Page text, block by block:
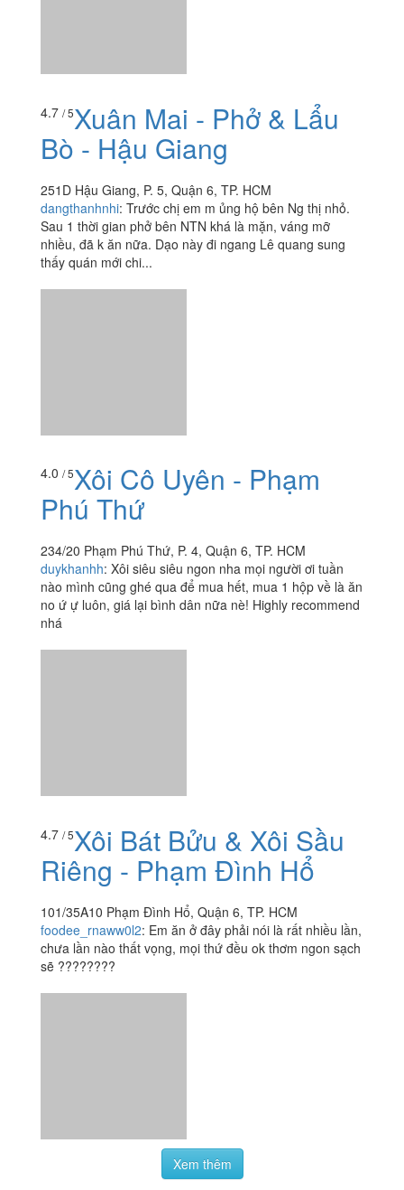
dangthanhnhi:Trước chị em m ủng hộ bên Ng thị nhỏ.
nhiều, đã k ăn nữa. Dạo này đi ngang Lê quang sung
thấy quán mới chi...
4.0 / 5 Xôi Cô Uyên - Phạm
Phú Thứ
234/20 Phạm Phú Thứ, P. 4, Quận 6, TP. HCM
duykhanhh:Xôi siêu siêu ngon nha mọi người ơi tuần
Xôi Bát Bửu & Xôi Sầu
101/35A10 Phạm Đình Hổ, Quận 6, TP. HCM
foodee_rnaww0l2
sẽ ????????
Ăn uống-
Cưới hỏi -
Làm đẹp-
Vui chơi -
Mua sắm -
Dịch vụ